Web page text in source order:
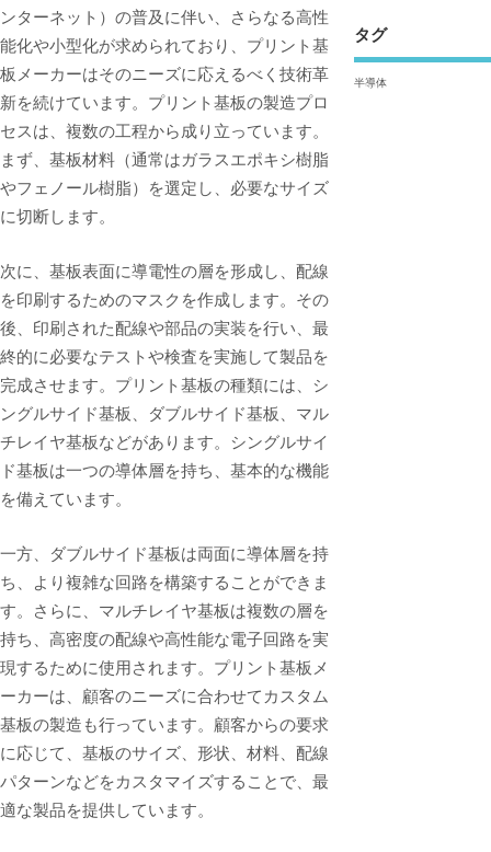
ンターネット）の普及に伴い、さらなる高性
能化や小型化が求められており、プリント基
板メーカーはそのニーズに応えるべく技術革
新を続けています。プリント基板の製造プロ
セスは、複数の工程から成り立っています。
まず、基板材料（通常はガラスエポキシ樹脂
やフェノール樹脂）を選定し、必要なサイズ
に切断します。
次に、基板表面に導電性の層を形成し、配線
を印刷するためのマスクを作成します。その
後、印刷された配線や部品の実装を行い、最
終的に必要なテストや検査を実施して製品を
完成させます。プリント基板の種類には、シ
ングルサイド基板、ダブルサイド基板、マル
チレイヤ基板などがあります。シングルサイ
ド基板は一つの導体層を持ち、基本的な機能
を備えています。
一方、ダブルサイド基板は両面に導体層を持
ち、より複雑な回路を構築することができま
す。さらに、マルチレイヤ基板は複数の層を
持ち、高密度の配線や高性能な電子回路を実
現するために使用されます。プリント基板メ
ーカーは、顧客のニーズに合わせてカスタム
基板の製造も行っています。顧客からの要求
に応じて、基板のサイズ、形状、材料、配線
パターンなどをカスタマイズすることで、最
適な製品を提供しています。
タグ
半導体